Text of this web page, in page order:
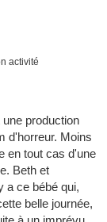
activité
production
d'horreur. Moins
en tout cas d'une
Beth et
a ce bébé qui,
belle journée,